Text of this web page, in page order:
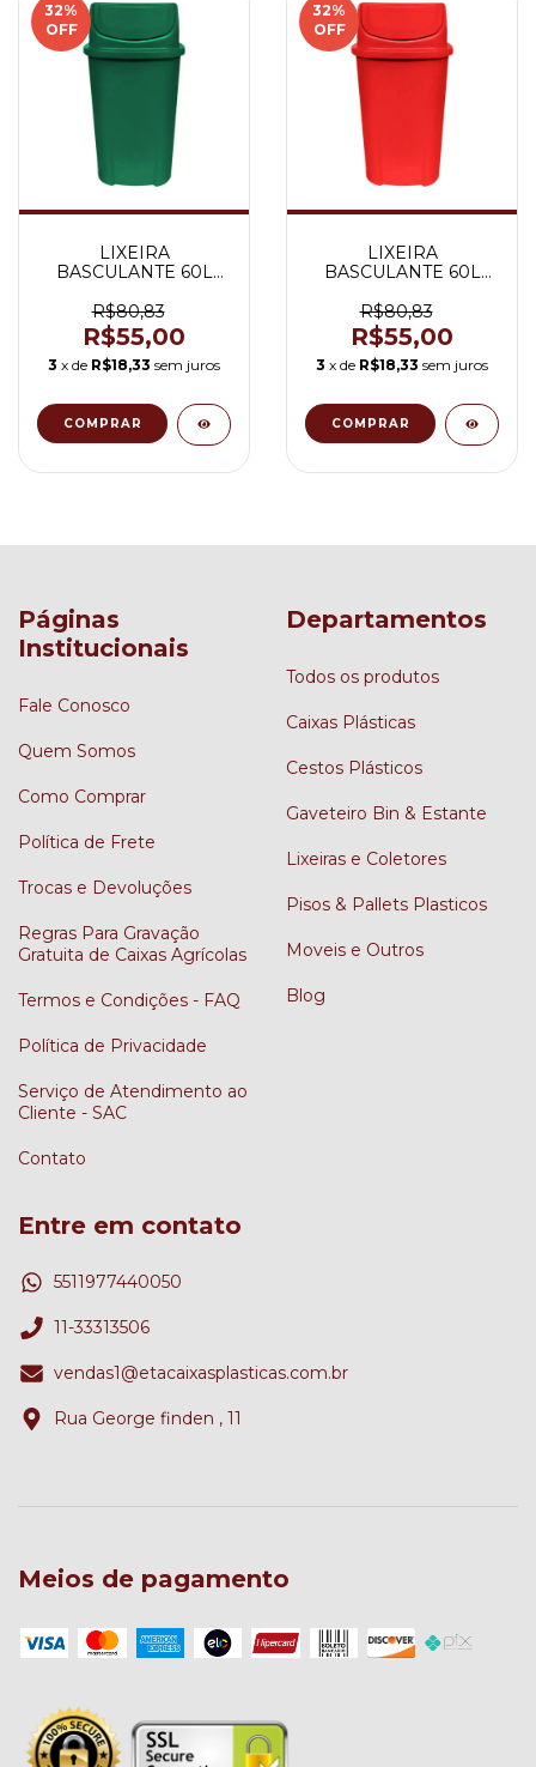
32%
OFF
LIXEIRA
BASCULANTE 60L
R$80,83
R$55,00
3 x de R$18,33 sem juros
32%
OFF
LIXEIRA
BASCULANTE 60L
R$80,83
R$55,00
3 x de R$18,33 sem juros
Páginas
Institucionais
Fale Conosco
Quem Somos
Como Comprar
Política de Frete
Trocas e Devoluções
Regras Para Gravação
Gratuita de Caixas Agrícolas
Termos e Condições - FAQ
Política de Privacidade
Serviço de Atendimento ao
Cliente - SAC
Contato
Departamentos
Todos os produtos
Caixas Plásticas
Cestos Plásticos
Gaveteiro Bin & Estante
Lixeiras e Coletores
Pisos & Pallets Plasticos
Moveis e Outros
Blog
Entre em contato
5511977440050
11-33313506
vendas1@etacaixasplasticas.com.br
Rua George finden , 11
Meios de pagamento